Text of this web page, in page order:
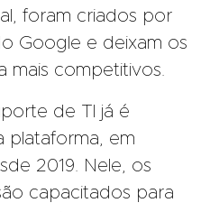
foram criados por
Google e deixam os
mais competitivos.
de TI já é
plataforma, em
2019. Nele, os
capacitados para